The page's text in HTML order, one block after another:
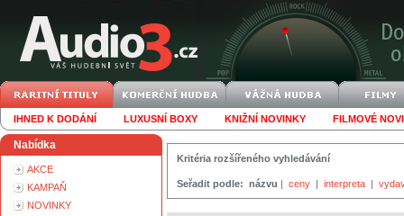
IHNED K DODÁNÍ LUXUSNÍ BOXY KNIŽNÍ NOVINKY FILMOVÉ
Nabídka
AKCE
KAMPAŇ
NOVINKY
Kritéria rozšířeného vyhledávání
Seřadit podle: názvu | ceny | interpreta |